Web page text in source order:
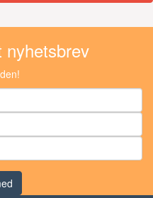
nyhetsbrev